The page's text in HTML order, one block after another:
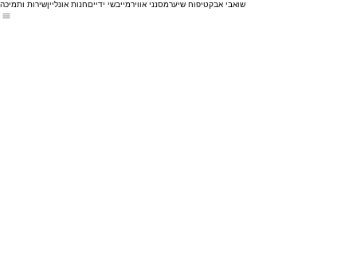
שירות ותמיכהחנות אונלייןמייבשי ידייםמסנני אווירטיפוח שיערשואבי אבק